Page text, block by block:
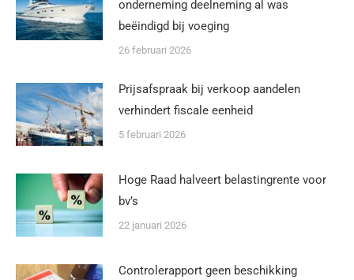
onderneming deelneming al was
beëindigd bij voeging
26 februari 2026
Prijsafspraak bij verkoop aandelen
verhindert fiscale eenheid
5 februari 2026
Hoge Raad halveert belastingrente voor
bv’s
22 januari 2026
Controlerapport geen beschikking